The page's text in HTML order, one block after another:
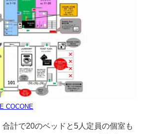
COCONE
合計で20のベッドと5人定員の個室も